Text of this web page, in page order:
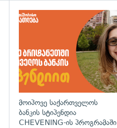
გადახედვა
მოიპოვე საქართველოს
ბანკის სტიპენდია
CHEVENING-ის პროგრამაში